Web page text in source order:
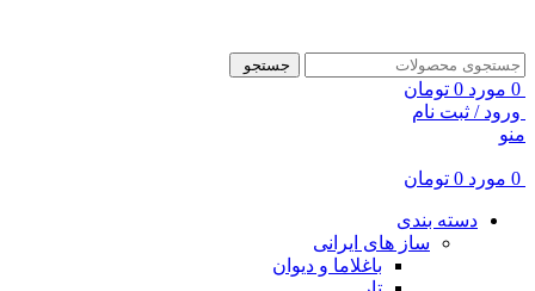
جستجو
0 مورد 0 تومان
ورود / ثبت نام
منو
0 مورد 0 تومان
دسته بندی
ساز های ایرانی
باغلاما و دیوان